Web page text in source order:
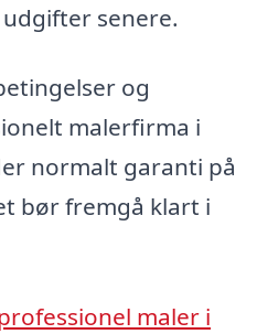
senere.
og
malerfirma i
normalt garanti på
bør fremgå klart i
maler i